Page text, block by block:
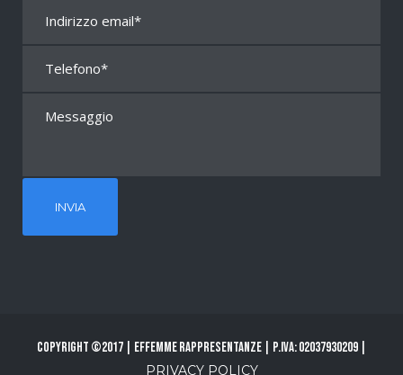
Copyright ©2017 | Effemme Rappresentanze | P.Iva: 02037930209 |
PRIVACY POLICY